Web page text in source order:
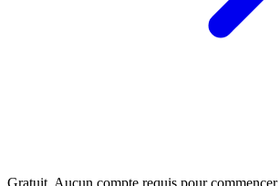
Gratuit. Aucun compte requis pour commencer.